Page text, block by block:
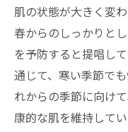
肌の状態が大きく変
春からのしっかりと
を予防すると提唱し
通じて、寒い季節で
れからの季節に向け
康的な肌を維持してい